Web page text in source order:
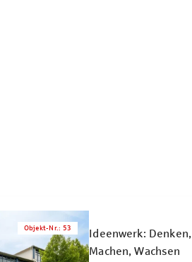
Objekt-Nr.: 53
Ideenwerk: Denken,
Machen, Wachsen